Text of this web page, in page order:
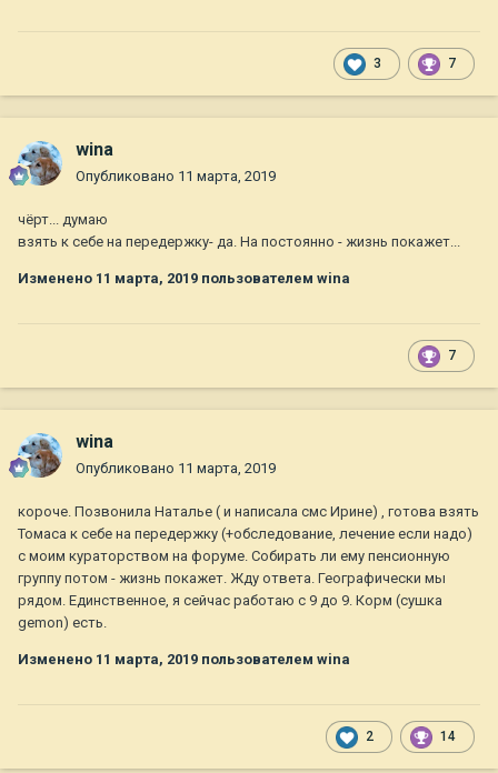
3 7
wina
Опубликовано 11 марта, 2019
чёрт... думаю
взять к себе на передержку- да. На постоянно - жизнь покажет...
Изменено 11 марта, 2019 пользователем wina
7
wina
Опубликовано 11 марта, 2019
короче. Позвонила Наталье ( и написала смс Ирине) , готова взять
Томаса к себе на передержку (+обследование, лечение если надо)
с моим кураторством на форуме. Собирать ли ему пенсионную
группу потом - жизнь покажет. Жду ответа. Географически мы
рядом. Единственное, я сейчас работаю с 9 до 9. Корм (сушка
gemon) есть.
Изменено 11 марта, 2019 пользователем wina
2 14